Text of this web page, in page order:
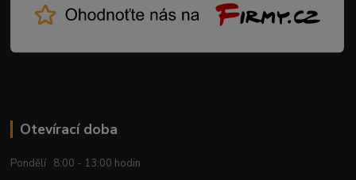
Otevírací doba
Pondělí 8:00 - 13:00 hodin